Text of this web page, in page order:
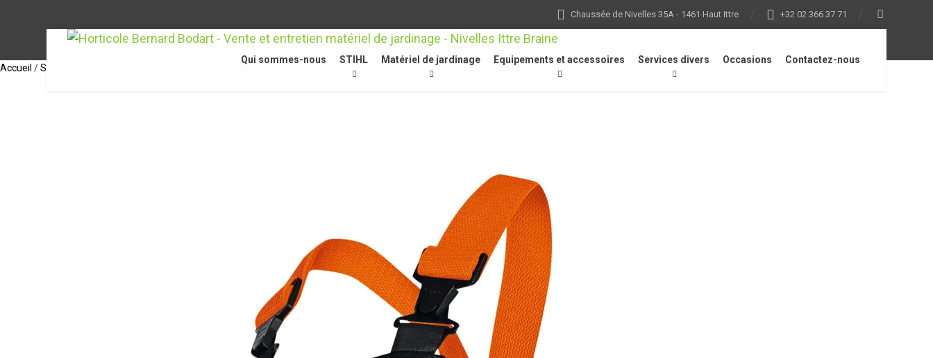
Chaussée de Nivelles 35A - 1461 Haut Ittre +32 02 366 37 71
Qui sommes-nous STIHL Matériel de jardinage Equipements et accessoires Services divers Occasions Contactez-nous
Accueil /STIHL Accessoires Équipements de protection individuelle Salopette (design A), DYNAMIC, taille M, anthracite